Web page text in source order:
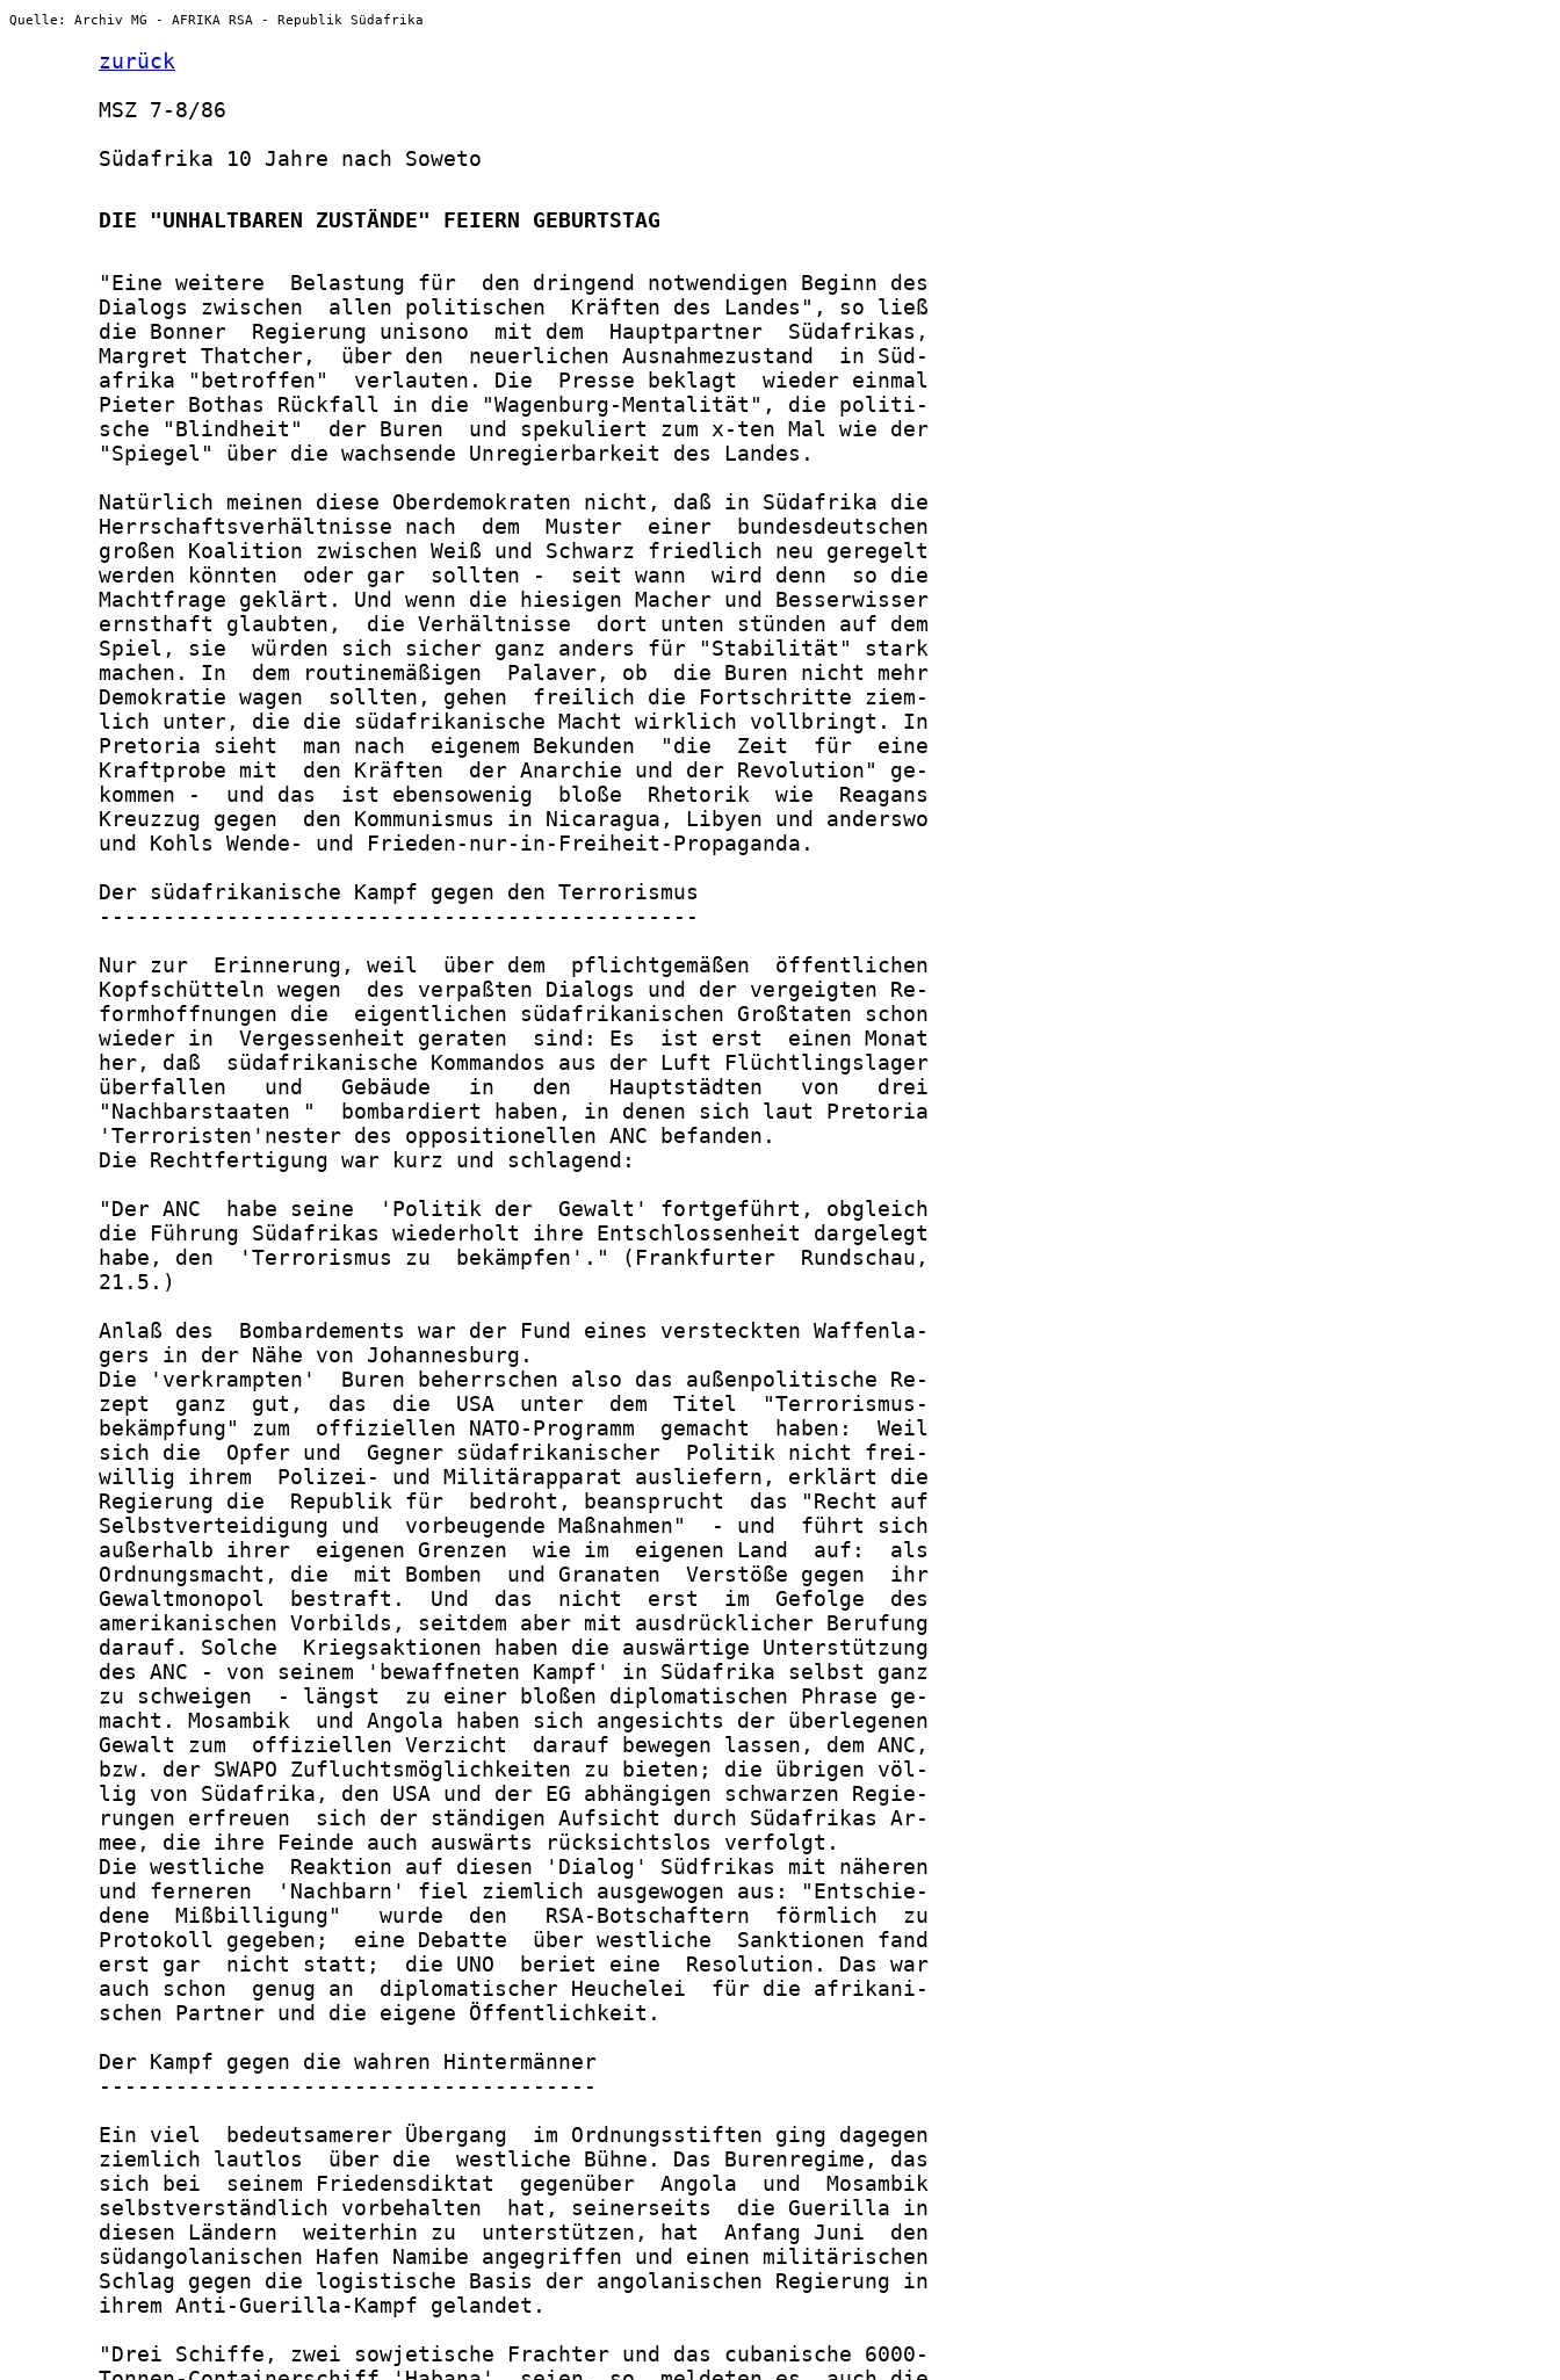
Quelle: Archiv MG - AFRIKA RSA - Republik Südafrika
zurück
       MSZ 7-8/86
       Südafrika 10 Jahre nach Soweto
       DIE "UNHALTBAREN ZUSTÄNDE" FEIERN GEBURTSTAG